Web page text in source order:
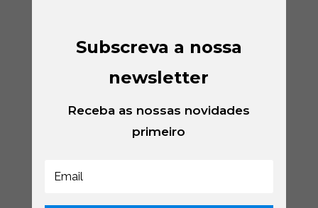
Subscreva a nossa
newsletter
Receba as nossas novidades
primeiro